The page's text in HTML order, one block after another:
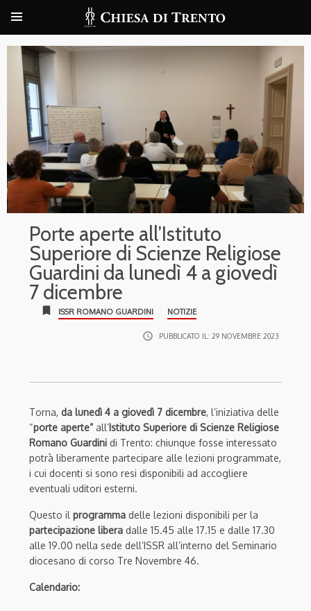
Porte aperte all’Istituto
Superiore di Scienze Religiose
Guardini da lunedì 4 a giovedì
7 dicembre
bookmark ISSR ROMANO GUARDINI NOTIZIE
access_time PUBBLICATO IL: 29 NOVEMBRE 2023
Torna, da lunedì 4 a giovedì 7 dicembre, l’iniziativa delle
“porte aperte” all’Istituto Superiore di Scienze Religiose
Romano Guardini di Trento: chiunque fosse interessato
potrà liberamente partecipare alle lezioni programmate,
i cui docenti si sono resi disponibili ad accogliere
eventuali uditori esterni.
Questo il programma delle lezioni disponibili per la
partecipazione libera dalle 15.45 alle 17.15 e dalle 17.30
alle 19.00 nella sede dell’ISSR all’interno del Seminario
diocesano di corso Tre Novembre 46.
Calendario: